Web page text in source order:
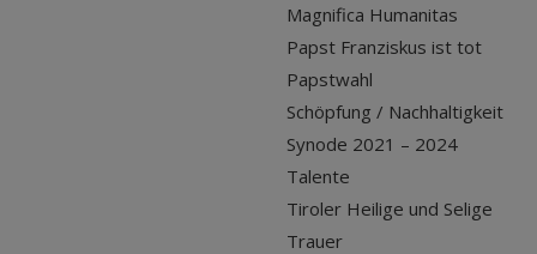
Magnifica Humanitas
Papst Franziskus ist tot
Papstwahl
Schöpfung / Nachhaltigkeit
Synode 2021 – 2024
Talente
Tiroler Heilige und Selige
Trauer